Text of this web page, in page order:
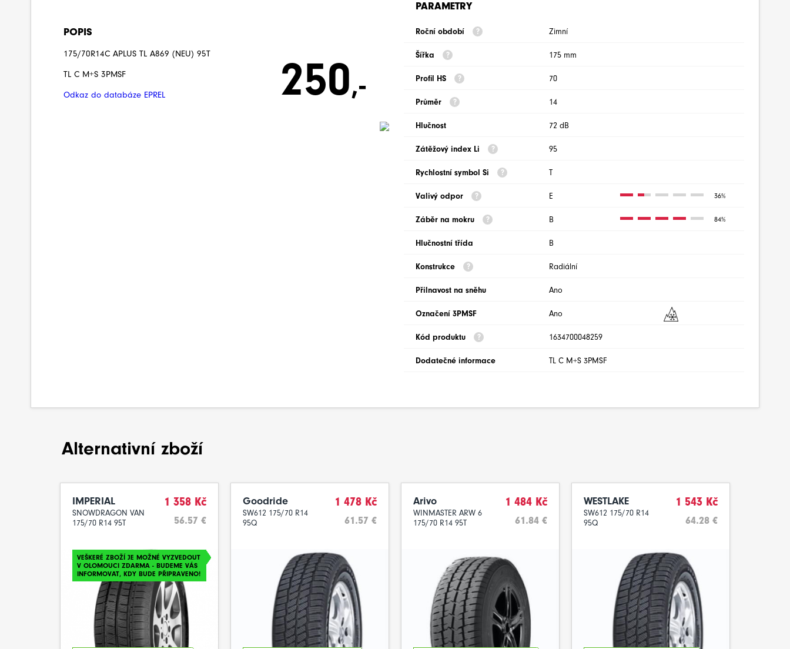
POPIS
175/70R14C APLUS TL A869 (NEU) 95T
TL C M+S 3PMSF
Odkaz do databáze EPREL 250,-
PARAMETRY
Roční období Zimní
Šířka 175 mm
Profil HS 70
Průměr 14
Hlučnost 72 dB
Zátěžový index Li 95
Rychlostní symbol Si T
Valivý odpor E 36%
Záběr na mokru B 84%
Hlučnostní třída B
Konstrukce Radiální
Přilnavost na sněhu Ano
Označení 3PMSF Ano
Kód produktu 1634700048259
Dodatečné informace TL C M+S 3PMSF
Alternativní zboží
IMPERIAL
SNOWDRAGON VAN
175/70 R14 95T
1 358 Kč
56.57 €
VEŠKERÉ ZBOŽÍ JE MOŽNÉ VYZVEDOUT
V OLOMOUCI ZDARMA - BUDEME VÁS
INFORMOVAT, KDY BUDE PŘIPRAVENO!
Goodride
SW612 175/70 R14
95Q
1 478 Kč
61.57 €
Arivo
WINMASTER ARW 6
175/70 R14 95T
1 484 Kč
61.84 €
WESTLAKE
SW612 175/70 R14
95Q
1 543 Kč
64.28 €